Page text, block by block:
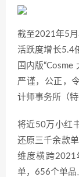
截至2021年5
活跃度增长5.4
国内版“Cosme
严谨，公正，
计师事务所（
将近50万小红
还原三千余款
维度横跨
单，656个单品